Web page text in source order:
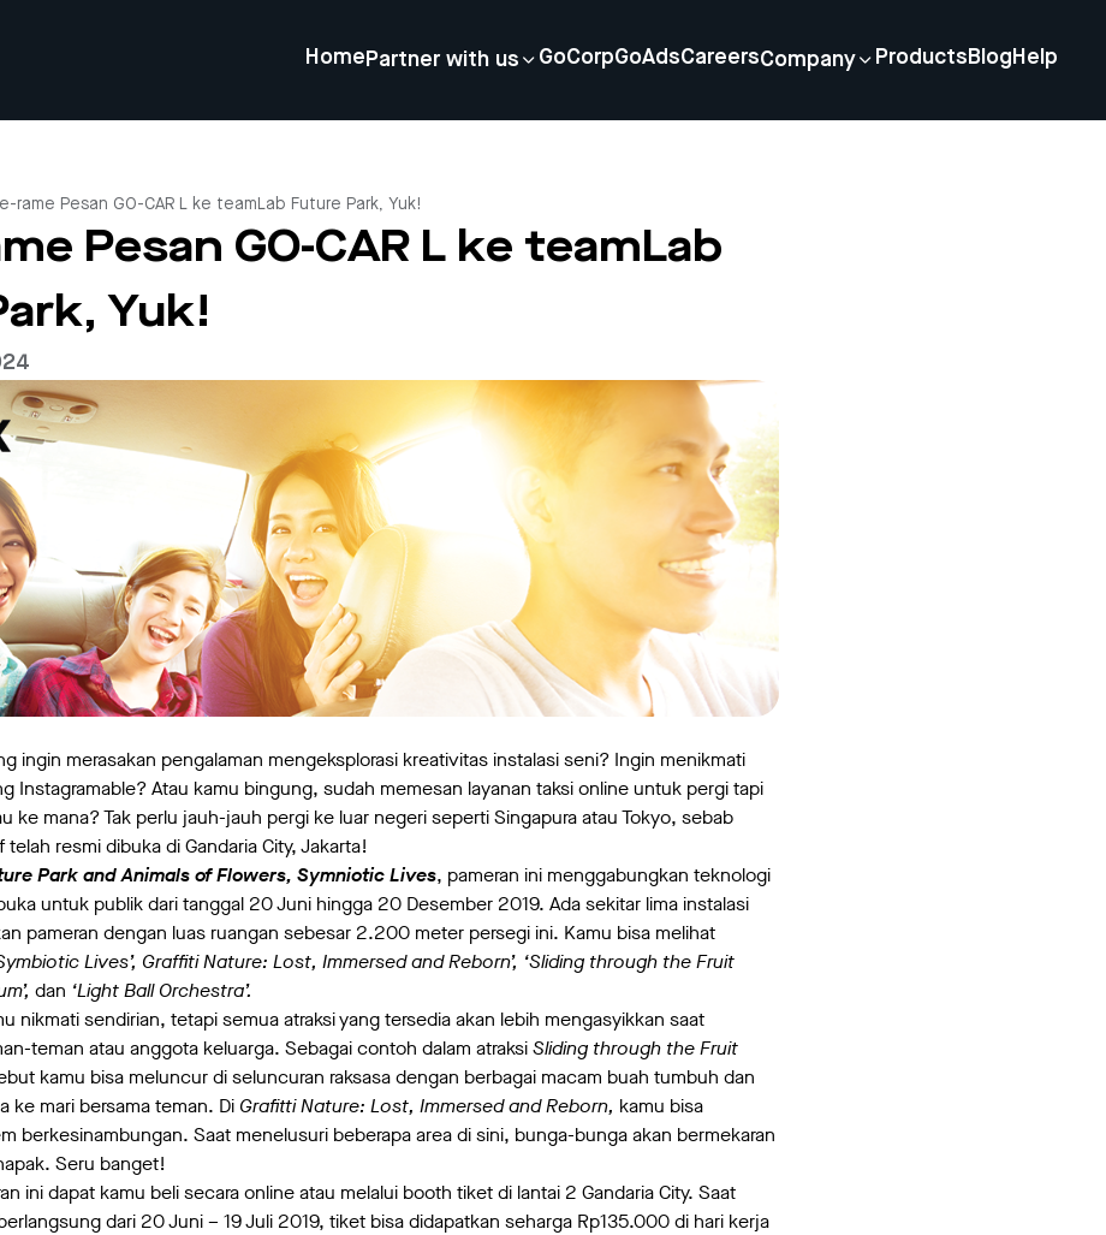
Home Partner with us GoCorpGoAdsCareersCompany Products Blog Help
rame Pesan GO-CAR L ke teamLab Future Park, Yuk!
Pesan GO-CAR L ke teamLab
Yuk!
ingin merasakan pengalaman mengeksplorasi kreativitas instalasi seni? Ingin menikmati
Instagramable? Atau kamu bingung, sudah memesan layanan taksi online untuk pergi tapi
ke mana? Tak perlu jauh-jauh pergi ke luar negeri seperti Singapura atau Tokyo, sebab
resmi dibuka di Gandaria City, Jakarta!
Park and Animals of Flowers, Symniotic Lives, pameran ini menggabungkan teknologi
untuk publik dari tanggal 20 Juni hingga 20 Desember 2019. Ada sekitar lima instalasi
pameran dengan luas ruangan sebesar 2.200 meter persegi ini. Kamu bisa melihat
Lives’, Graffiti Nature: Lost, Immersed and Reborn’, ‘Sliding through the Fruit
dan ‘Light Ball Orchestra’.
nikmati sendirian, tetapi semua atraksi yang tersedia akan lebih mengasyikkan saat
teman atau anggota keluarga. Sebagai contoh dalam atraksiSliding through the Fruit
kamu bisa meluncur di seluncuran raksasa dengan berbagai macam buah tumbuh dan
ke mari bersama teman. Di Grafitti Nature: Lost, Immersed and Reborn, kamu bisa
berkesinambungan. Saat menelusuri beberapa area di sini, bunga-bunga akan bermekaran
Seru banget!
ini dapat kamu beli secara online atau melalui booth tiket di lantai 2 Gandaria City. Saat
dari 20 Juni – 19 Juli 2019, tiket bisa didapatkan seharga Rp135.000 di hari kerja